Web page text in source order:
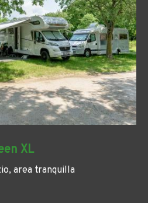
XL
area tranquilla